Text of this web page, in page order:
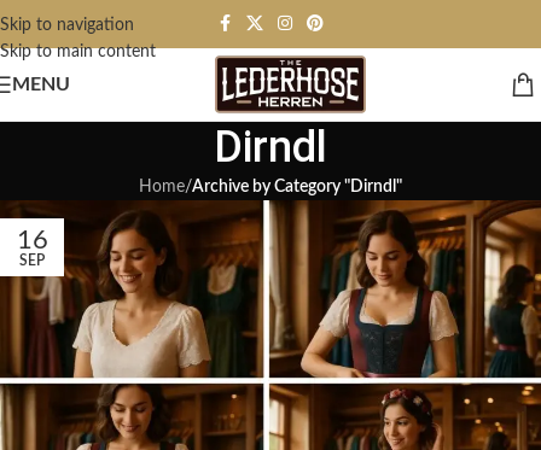
Skip to navigation
Skip to main content
MENU
Dirndl
Home/Archive by Category "Dirndl"
16
SEP